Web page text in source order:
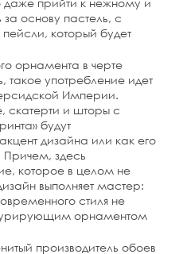
можно оформить
на то, что этот дизайн
оформление
и душевным, адизайн
такие свойства,
В его основе лежит
ясность и мягкие
Создается это
дизайнерской
комната
приятному отдыху, да и
света, наполняющие
за основу пастель, с
который будет
орнамента в черте
такое употребление идет
Империи.
скатерти и шторы с
будут
дизайна или как его
здесь
которое в целом не
выполняет мастер:
стиля не
орнаментом
производитель обоев